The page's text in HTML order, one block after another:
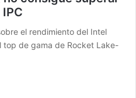
el rendimiento del Intel
top de gama de Rocket Lake-